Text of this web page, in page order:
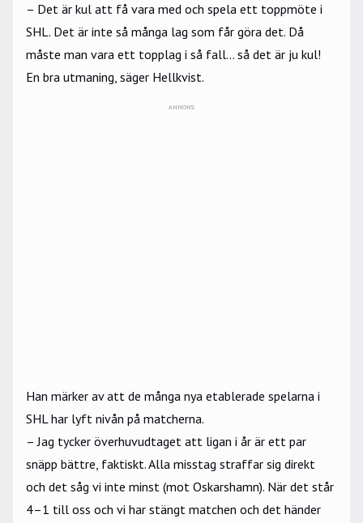
– Det är kul att få vara med och spela ett toppmöte i
SHL. Det är inte så många lag som får göra det. Då
måste man vara ett topplag i så fall… så det är ju kul!
En bra utmaning, säger Hellkvist.
ANNONS
Han märker av att de många nya etablerade spelarna i
SHL har lyft nivån på matcherna.
– Jag tycker överhuvudtaget att ligan i år är ett par
snäpp bättre, faktiskt. Alla misstag straffar sig direkt
och det såg vi inte minst (mot Oskarshamn). När det står
4–1 till oss och vi har stängt matchen och det händer